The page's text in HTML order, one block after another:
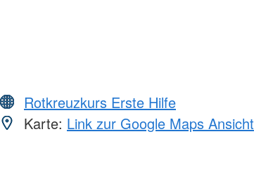
Rotkreuzkurs Erste Hilfe
Karte: Link zur Google Maps Ansicht